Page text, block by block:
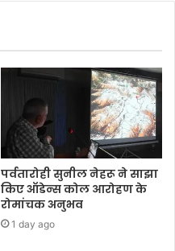
पर्वतारोही सुनील नेहरू ने साझा
किए ऑडेन्स कोल आरोहण के
रोमांचक अनुभव
1 day ago